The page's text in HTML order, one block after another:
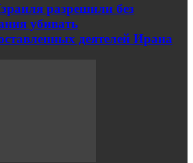
разрешили без
убивать
деятелей Ирана